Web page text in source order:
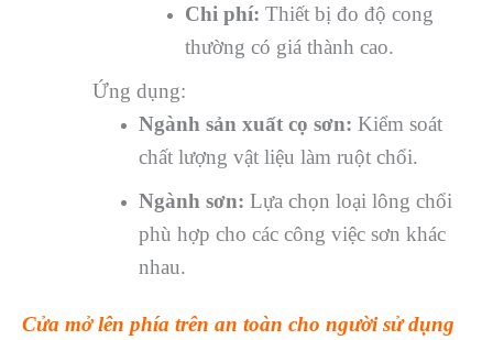
Chi phí: Thiết bị đo độ cong
thường có giá thành cao.
Ứng dụng:
Ngành sản xuất cọ sơn: Kiểm soát
chất lượng vật liệu làm ruột chổi.
Ngành sơn: Lựa chọn loại lông chổi
phù hợp cho các công việc sơn khác
nhau.
Cửa mở lên phía trên an toàn cho người sử dụng